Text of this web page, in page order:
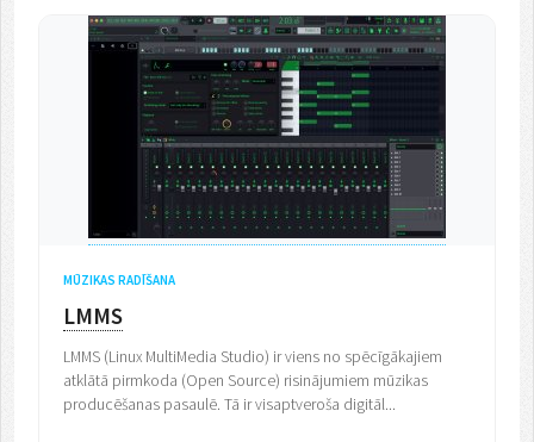
MŪZIKAS RADĪŠANA
LMMS
LMMS (Linux MultiMedia Studio) ir viens no spēcīgākajiem
atklātā pirmkoda (Open Source) risinājumiem mūzikas
producēšanas pasaulē. Tā ir visaptveroša digitāl...